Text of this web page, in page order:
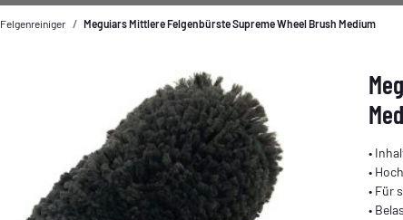
Felgenreiniger Meguiars Mittlere Felgenbürste Supreme Wheel Brush Medium
•
•
• Für
•